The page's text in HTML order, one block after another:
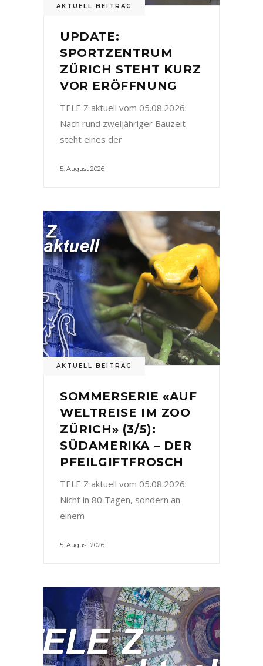
AKTUELL BEITRAG
UPDATE:
SPORTZENTRUM
ZÜRICH STEHT KURZ
VOR ERÖFFNUNG
TELE Z aktuell vom 05.08.2026:
Nach rund zweijähriger Bauzeit
steht eines der
5. August 2026
AKTUELL BEITRAG
SOMMERSERIE «AUF
WELTREISE IM ZOO
ZÜRICH» (3/5):
SÜDAMERIKA – DER
PFEILGIFTFROSCH
TELE Z aktuell vom 05.08.2026:
Nicht in 80 Tagen, sondern an
einem
5. August 2026